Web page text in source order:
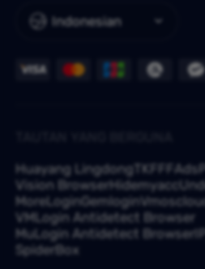
Indonesian
Huayang Lingdong TKFFF
Vision BrowserHidemyacc
MoreLoginGemlogin
VMLogin Antidetect Browser
MuLogin Antidetect Browser
SpiderBox